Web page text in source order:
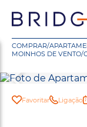
COMPRAR/
MOINHOS DE VENTO/
Favoritar Ligação